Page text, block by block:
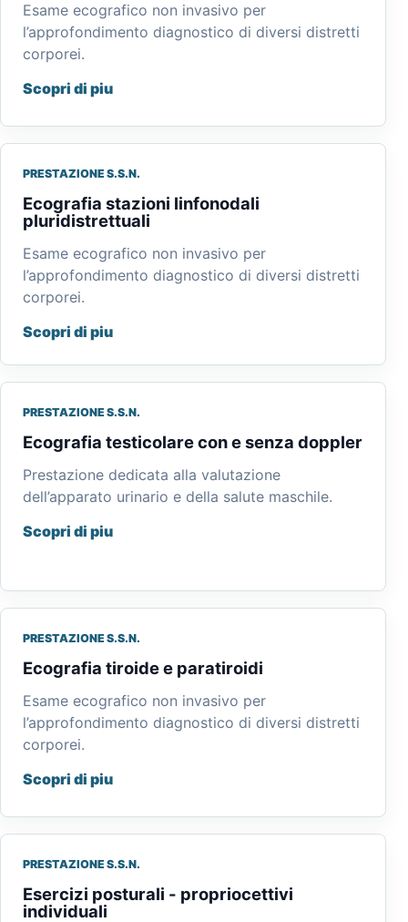
Esame ecografico non invasivo per
l’approfondimento diagnostico di diversi distretti
corporei.
Scopri di piu
PRESTAZIONE S.S.N.
Ecografia stazioni linfonodali
pluridistrettuali
Esame ecografico non invasivo per
l’approfondimento diagnostico di diversi distretti
corporei.
Scopri di piu
PRESTAZIONE S.S.N.
Ecografia testicolare con e senza doppler
Prestazione dedicata alla valutazione
dell’apparato urinario e della salute maschile.
Scopri di piu
PRESTAZIONE S.S.N.
Ecografia tiroide e paratiroidi
Esame ecografico non invasivo per
l’approfondimento diagnostico di diversi distretti
corporei.
Scopri di piu
PRESTAZIONE S.S.N.
Esercizi posturali - propriocettivi
individuali